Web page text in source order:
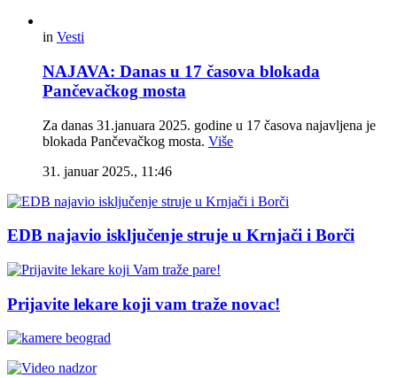
in Vesti
NAJAVA: Danas u 17 časova blokada
Pančevačkog mosta
Za danas 31.januara 2025. godine u 17 časova najavljena je
blokada Pančevačkog mosta. Više
31. januar 2025., 11:46
EDB najavio isključenje struje u Krnjači i Borči
Prijavite lekare koji vam traže novac!